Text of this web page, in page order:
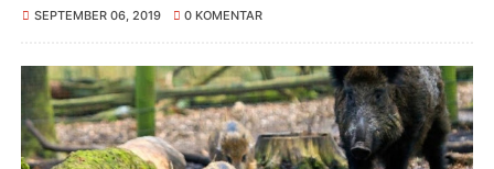
SEPTEMBER 06, 2019 0 KOMENTAR